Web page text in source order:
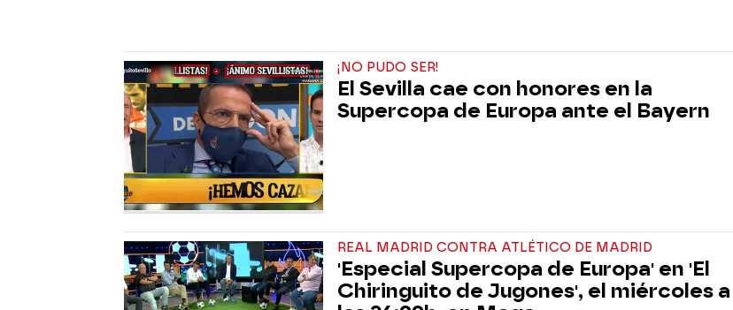
¡NO PUDO SER!
El Sevilla cae con honores en la
Supercopa de Europa ante el Bayern
REAL MADRID CONTRA ATLÉTICO DE MADRID
'Especial Supercopa de Europa' en 'El
Chiringuito de Jugones', el miércoles a